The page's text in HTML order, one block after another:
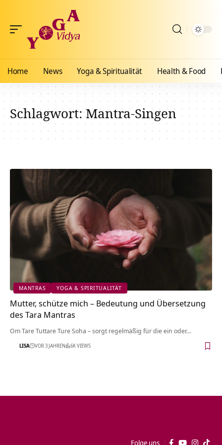
Home News Yoga & Spiritualität Health & Food
Schlagwort:Mantra-Singen
MANTRAS YOGA & SPIRITUALITÄT
Mutter, schütze mich – Bedeutung und Übersetzung
des Tara Mantras
Om Tare Tuttare Ture Soha – sorgt regelmäßig für die ein oder…
LISA VOR 3 JAHREN 6K VIEWS
Folge uns